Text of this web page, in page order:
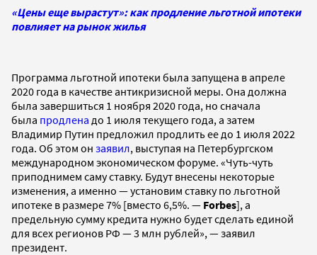
«Цены еще вырастут»: как продление льготной ипотеки
повлияет на рынок жилья
Программа льготной ипотеки была запущена в апреле
2020 года в качестве антикризисной меры. Она должна
была завершиться 1 ноября 2020 года, но сначала
была продлена до 1 июля текущего года, а затем
Владимир Путин предложил продлить ее до 1 июля 2022
года. Об этом он заявил, выступая на Петербургском
международном экономическом форуме. «Чуть-чуть
приподнимем саму ставку. Будут внесены некоторые
изменения, а именно — установим ставку по льготной
ипотеке в размере 7% [вместо 6,5%. — Forbes], а
предельную сумму кредита нужно будет сделать единой
для всех регионов РФ — 3 млн рублей», — заявил
президент.